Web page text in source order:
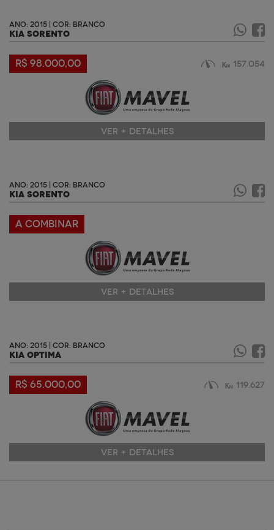
ANO: 2015 | COR: BRANCO
KIA SORENTO
R$ 98.000,00 157.054
VER + DETALHES
ANO: 2015 | COR: BRANCO
KIA SORENTO
A COMBINAR
VER + DETALHES
ANO: 2015 | COR: BRANCO
KIA OPTIMA
R$ 65.000,00 119.627
VER + DETALHES